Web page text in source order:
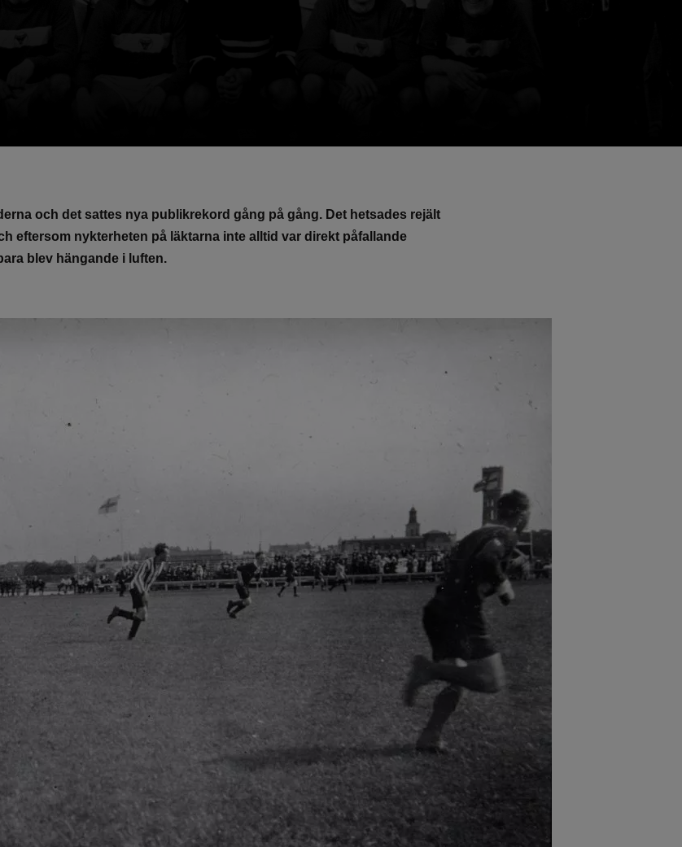
och det sattes nya publikrekord gång på gång. Det hetsades rejält
eftersom nykterheten på läktarna inte alltid var direkt påfallande
blev hängande i luften.